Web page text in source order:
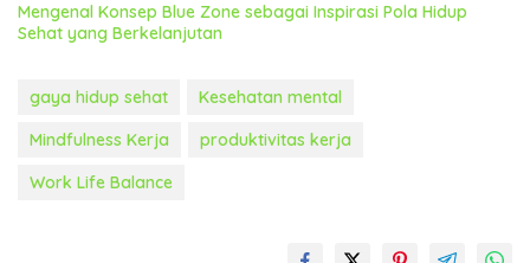
Mengenal Konsep Blue Zone sebagai Inspirasi Pola Hidup
Sehat yang Berkelanjutan
gaya hidup sehat
Kesehatan mental
Mindfulness Kerja
produktivitas kerja
Work Life Balance